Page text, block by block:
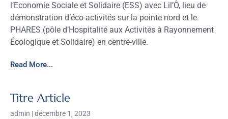
l’Economie Sociale et Solidaire (ESS) avec Lil’Ô, lieu de
démonstration d’éco-activités sur la pointe nord et le
PHARES (pôle d’Hospitalité aux Activités à Rayonnement
Écologique et Solidaire) en centre-ville.
Read More...
Titre Article
admin décembre 1, 2023